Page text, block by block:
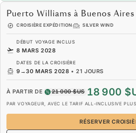
Puerto Williams à Buenos Aires
CROISIÈRE EXPÉDITION SILVER WIND
DÉBUT VOYAGE INCLUS
8 MARS 2028
DATES DE LA CROISIÈRE
9 →30 MARS 2028 •21 JOURS
À PARTIR DE 21 000 $US 18 900
PAR VOYAGEUR, AVEC LE TARIF ALL-INCLUSIVE PLUS
RÉSERVER